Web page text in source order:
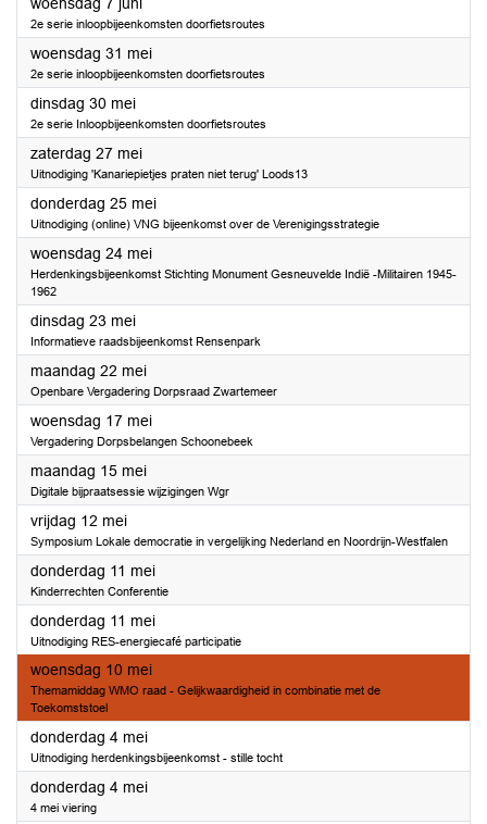
2e serie inloopbijeenkomsten doorfietsroutes
woensdag 31 mei2023
2e serie inloopbijeenkomsten doorfietsroutes
dinsdag 30 mei2023
2e serie Inloopbijeenkomsten doorfietsroutes
zaterdag 27 mei2023
Uitnodiging 'Kanariepietjes praten niet terug' Loods13
donderdag 25 mei2023
Uitnodiging (online) VNG bijeenkomst over de Verenigingsstrategie
woensdag 24 mei2023
Herdenkingsbijeenkomst Stichting Monument Gesneuvelde Indië -Militairen 1945-
1962
dinsdag 23 mei2023
Informatieve raadsbijeenkomst Rensenpark
maandag 22 mei2023
Openbare Vergadering Dorpsraad Zwartemeer
woensdag 17 mei2023
Vergadering Dorpsbelangen Schoonebeek
maandag 15 mei2023
Digitale bijpraatsessie wijzigingen Wgr
vrijdag 12 mei2023
Symposium Lokale democratie in vergelijking Nederland en Noordrijn-Westfalen
donderdag 11 mei2023
Kinderrechten Conferentie
donderdag 11 mei2023
Uitnodiging RES-energiecafé participatie
woensdag 10 mei2023
Themamiddag WMO raad - Gelijkwaardigheid in combinatie met de
Toekomststoel
donderdag 4 mei2023
Uitnodiging herdenkingsbijeenkomst - stille tocht
donderdag 4 mei2023
4 mei viering